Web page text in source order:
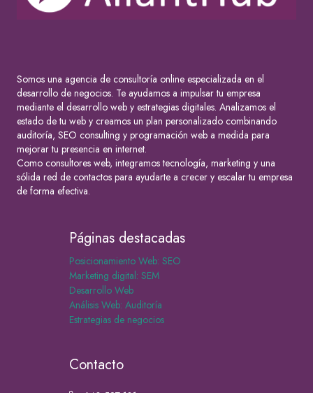
Somos una agencia de consultoría online especializada en el
desarrollo de negocios. Te ayudamos a impulsar tu empresa
mediante el desarrollo web y estrategias digitales. Analizamos el
estado de tu web y creamos un plan personalizado combinando
auditoría, SEO consulting y programación web a medida para
mejorar tu presencia en internet.
Como consultores web, integramos tecnología, marketing y una
sólida red de contactos para ayudarte a crecer y escalar tu empresa
de forma efectiva.
Páginas destacadas
Posicionamiento Web: SEO
Marketing digital: SEM
Desarrollo Web
Análisis Web: Auditoría
Estrategias de negocios
Contacto